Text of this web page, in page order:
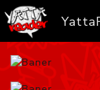
Home